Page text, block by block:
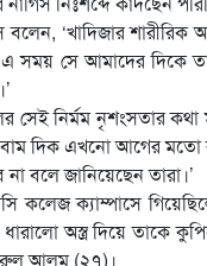
‘খাদিজার
সে আমাদের দিকে
সেই নির্মম নৃশংসতার
বাম দিক এখনো আগের মতো
বলে জানিয়েছেন তারা।’
কলেজ ক্যাম্পাসে
ধারালো অস্ত্র দিয়ে তাকে
আলম (২৭)।